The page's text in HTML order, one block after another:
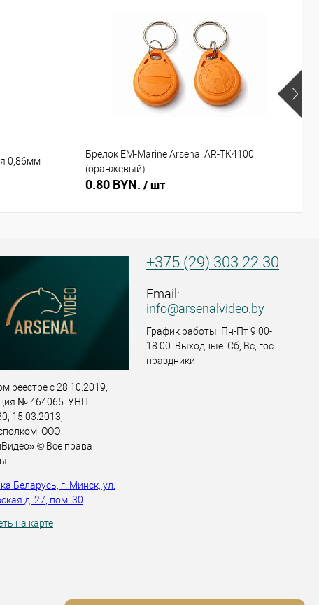
0,86мм
Брелок EM-Marine Arsenal AR-TK4100
(оранжевый)
0.80 BYN. / шт
реестре с 28.10.2019,
№ 464065. УНП
15.03.2013,
ООО
© Все права
Беларусь, г. Минск, ул.
д. 27, пом. 30
на карте
+375 (29) 303 22 30
Email:
info@arsenalvideo.by
График работы: Пн-Пт 9.00-
18.00. Выходные: Сб, Вс, гос.
праздники